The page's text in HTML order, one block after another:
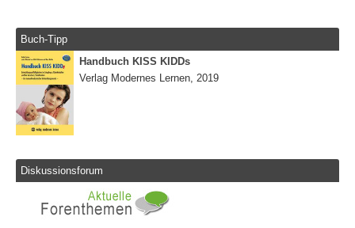
Buch-Tipp
Handbuch KISS KIDDs
Verlag Modernes Lernen, 2019
Diskussionsforum